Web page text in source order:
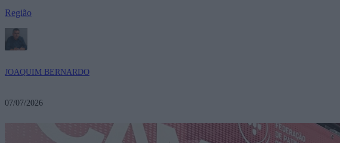
Região
JOAQUIM BERNARDO
07/07/2026